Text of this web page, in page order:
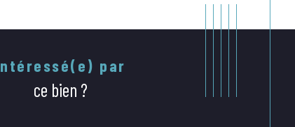
Intéressé(e) par
ce bien ?